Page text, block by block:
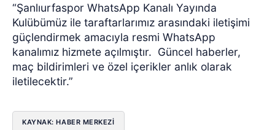
“Şanlıurfaspor WhatsApp Kanalı Yayında
Kulübümüz ile taraftarlarımız arasındaki iletişimi
güçlendirmek amacıyla resmi WhatsApp
kanalımız hizmete açılmıştır. Güncel haberler,
maç bildirimleri ve özel içerikler anlık olarak
iletilecektir.”
KAYNAK: HABER MERKEZİ